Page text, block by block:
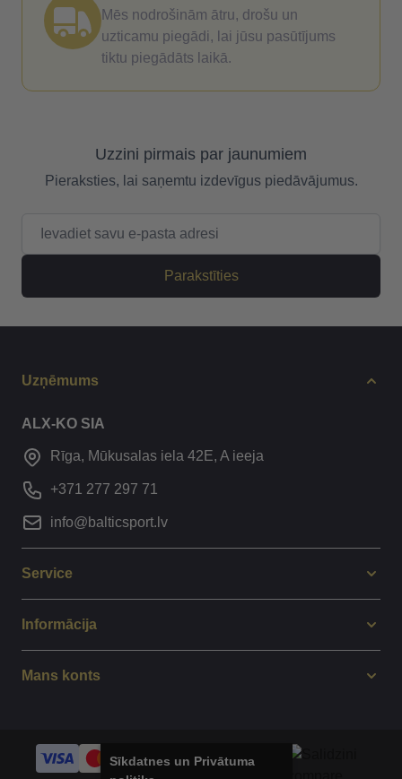
Mēs nodrošinām ātru, drošu un
uzticamu piegādi, lai jūsu pasūtījums
tiktu piegādāts laikā.
Uzzini pirmais par jaunumiem
Pieraksties, lai saņemtu izdevīgus piedāvājumus.
Parakstīties
Uzņēmums
ALX-KO SIA
Rīga, Mūkusalas iela 42E, A ieeja
+371 277 297 71
info@balticsport.lv
Service
Informācija
Mans konts
Sīkdatnes un Privātuma